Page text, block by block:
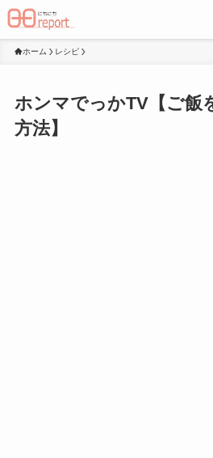
ホーム レシピ
ホンマでっかTV【ご飯
方法】